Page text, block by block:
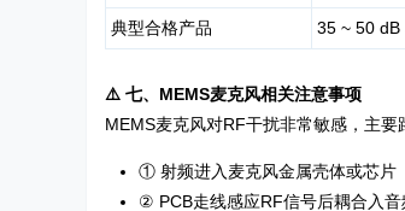
典型合格产品 35 ~ 50 dB
⚠️ 七、MEMS麦克风相关注意事项
MEMS麦克风对RF干扰非常敏感，主要
① 射频进入麦克风金属壳体或芯片
② PCB走线感应RF信号后耦合入音